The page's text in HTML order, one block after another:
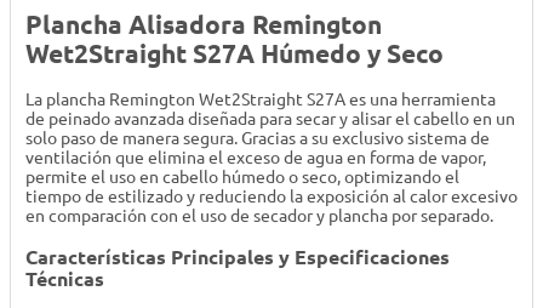
Plancha Alisadora Remington
Wet2Straight S27A Húmedo y Seco
La plancha Remington Wet2Straight S27A es una herramienta
de peinado avanzada diseñada para secar y alisar el cabello en un
solo paso de manera segura. Gracias a su exclusivo sistema de
ventilación que elimina el exceso de agua en forma de vapor,
permite el uso en cabello húmedo o seco, optimizando el
tiempo de estilizado y reduciendo la exposición al calor excesivo
en comparación con el uso de secador y plancha por separado.
Características Principales y Especificaciones
Técnicas